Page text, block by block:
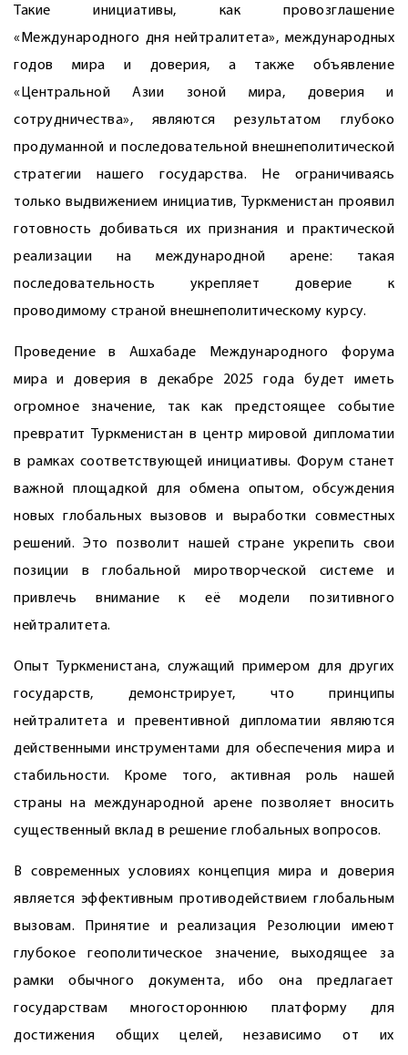
Такие инициативы, как провозглашение
«Международного дня нейтралитета», международных
годов мира и доверия, а также объявление
«Центральной Азии зоной мира, доверия и
сотрудничества», являются результатом глубоко
продуманной и последовательной внешнеполитической
стратегии нашего государства. Не ограничиваясь
только выдвижением инициатив, Туркменистан проявил
готовность добиваться их признания и практической
реализации на международной арене: такая
последовательность укрепляет доверие к
проводимому страной внешнеполитическому курсу.
Проведение в Ашхабаде Международного форума
мира и доверия в декабре 2025 года будет иметь
огромное значение, так как предстоящее событие
превратит Туркменистан в центр мировой дипломатии
в рамках соответствующей инициативы. Форум станет
важной площадкой для обмена опытом, обсуждения
новых глобальных вызовов и выработки совместных
решений. Это позволит нашей стране укрепить свои
позиции в глобальной миротворческой системе и
привлечь внимание к её модели позитивного
нейтралитета.
Опыт Туркменистана, служащий примером для других
государств, демонстрирует, что принципы
нейтралитета и превентивной дип­ломатии являются
действенными инструментами для обеспечения мира и
стабильности. Кроме того, активная роль нашей
страны на международной арене позволяет вносить
существенный вклад в решение глобальных вопросов.
В современных условиях концепция мира и доверия
является эффективным противодействием глобальным
вызовам. Принятие и реализация Резолюции имеют
глубокое геополитическое значение, выходящее за
рамки обычного документа, ибо она предлагает
государствам многостороннюю платформу для
достижения общих целей, независимо от их